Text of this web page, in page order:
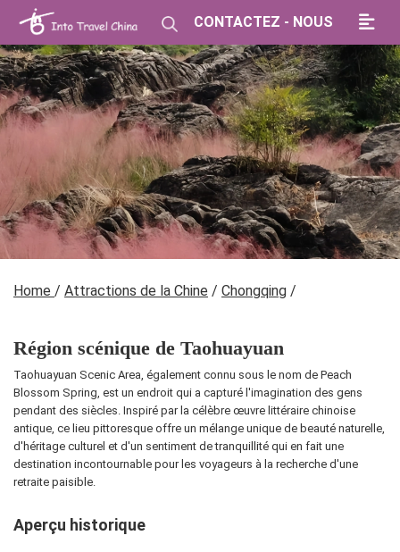
CONTACTEZ - NOUS
Home / Attractions de la Chine / Chongqing /
Région scénique de Taohuayuan
Taohuayuan Scenic Area, également connu sous le nom de Peach
Blossom Spring, est un endroit qui a capturé l'imagination des gens
pendant des siècles. Inspiré par la célèbre œuvre littéraire chinoise
antique, ce lieu pittoresque offre un mélange unique de beauté naturelle,
d'héritage culturel et d'un sentiment de tranquillité qui en fait une
destination incontournable pour les voyageurs à la recherche d'une
retraite paisible.
Aperçu historique